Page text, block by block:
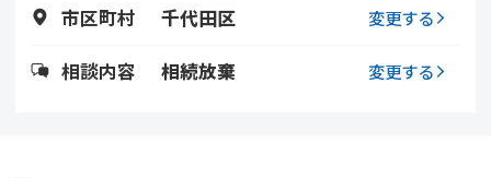
市区町村 千代田区 変更する
相談内容 相続放棄 変更する